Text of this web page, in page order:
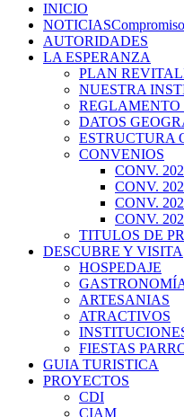
INICIO
NOTICIAS
AUTORIDADES
LA ESPERANZA
PLAN
NUESTRA
REGLAMENTO
DATOS
ESTRUCTURA
CONVENIOS
CONV.
CONV.
CONV.
CONV.
TITULOS DE
DESCUBRE Y VISITA
HOSPEDAJE
ARTESANIAS
ATRACTIVOS
FIESTAS
GUIA TURISTICA
PROYECTOS
CDI
CIAM